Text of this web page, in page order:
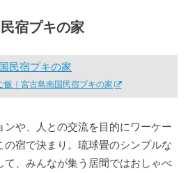
宿プキの家
飯｜宮古島南国民宿プキの家
ンや、人との交流を目的にワーケー
の宿で決まり。琉球畳のシンプルな
て、みんなが集う居間ではおしゃべ